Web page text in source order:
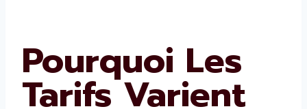
Pourquoi Les
Tarifs Varient